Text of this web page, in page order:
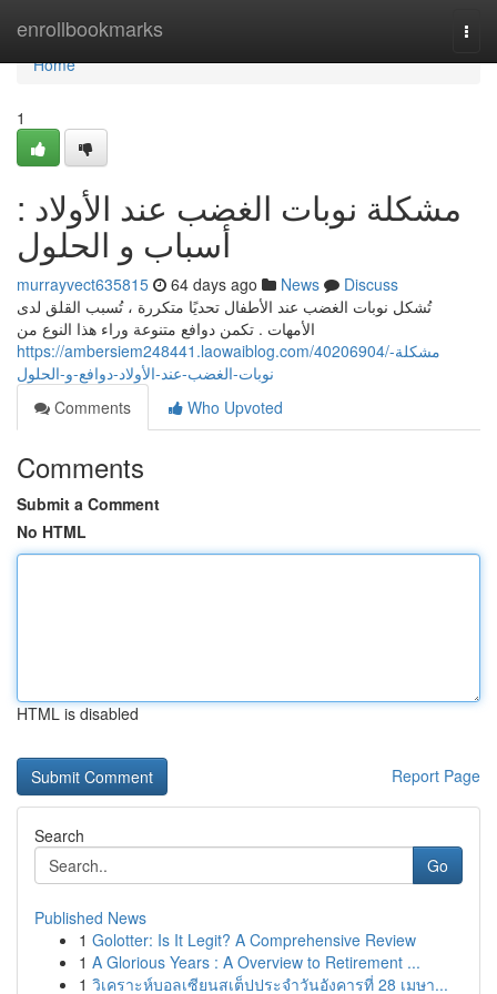
enrollbookmarks
Home
Home
1
مشكلة نوبات الغضب عند الأولاد :
أسباب و الحلول
murrayvect635815 64 days ago News
Discuss
تُشكل نوبات الغضب عند الأطفال تحديًا متكررة ، تُسبب القلق لدى
الأمهات . تكمن دوافع متنوعة وراء هذا النوع من
https://ambersiem248441.laowaiblog.com/40206904/مشكلة-
نوبات-الغضب-عند-الأولاد-دوافع-و-الحلول
Comments
Who Upvoted
Comments
Submit a Comment
No HTML
HTML is disabled
Report Page
Search
Go
Published News
1 Golotter: Is It Legit? A Comprehensive Review
1 A Glorious Years : A Overview to Retirement ...
1 วิเคราะห์บอลเซียนสเต็ปประจำวันอังคารที่ 28 เมษา...